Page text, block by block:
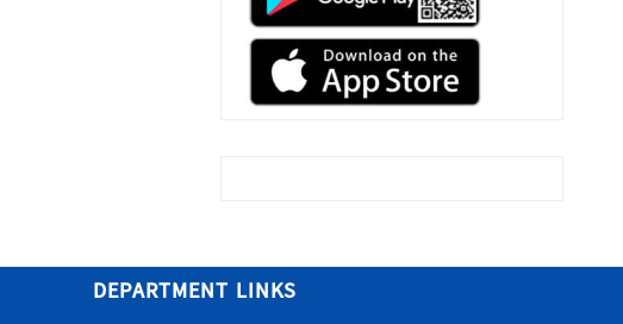
DEPARTMENT LINKS